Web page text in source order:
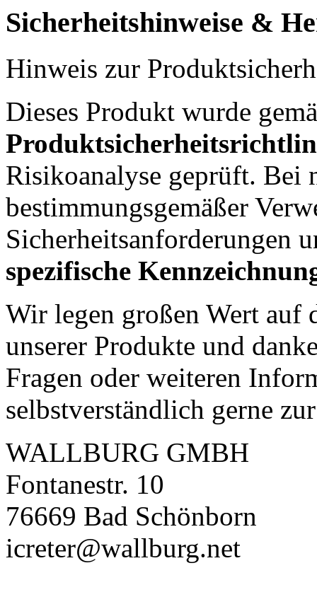
Sicherheitshinweise &
Hinweis zur
Dieses Produkt wurde
Risikoanalyse geprüft. Bei
bestimmungsgemäßer
Sicherheitsanforderungen
spezifische
Wir legen großen Wert auf
unserer Produkte und
Fragen oder weiteren
selbstverständlich gerne
WALLBURG GMBH
Fontanestr. 10
76669 Bad Schönborn
icreter@wallburg.net